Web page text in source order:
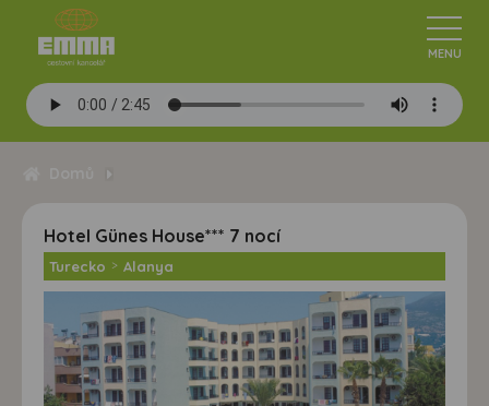
Hotel Günes House*** 7 nocí
Turecko > Alanya